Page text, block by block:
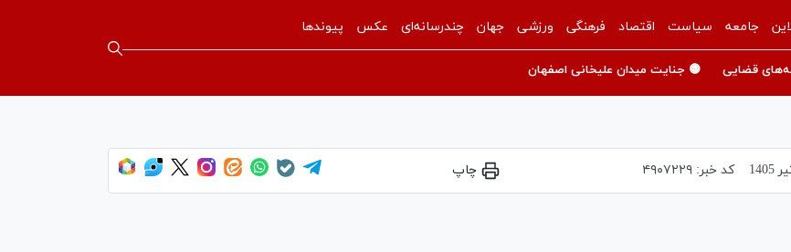
جامعه سیاست اقتصاد فرهنگی ورزشی جهان چندرسانه‌ای عکس پیوندها
قضایی 🟡 جنایت میدان علیخانی اصفهان
کد خبر:۴۹۰۷۲۲۹ چاپ